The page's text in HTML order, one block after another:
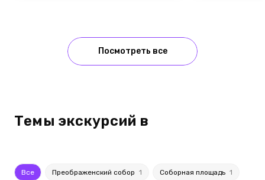
Посмотреть все
Темы экскурсий в
Все Преображенский собор 1 Соборная площадь 1